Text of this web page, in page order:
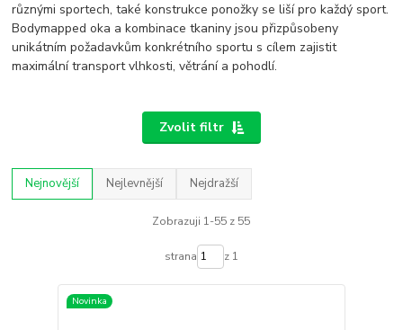
různými sportech, také konstrukce ponožky se liší pro každý sport.
Bodymapped oka a kombinace tkaniny jsou přizpůsobeny
unikátním požadavkům konkrétního sportu s cílem zajistit
maximální transport vlhkosti, větrání a pohodlí.
Zvolit filtr
Nejnovější Nejlevnější Nejdražší
Zobrazuji 1-55 z 55
strana z 1
Novinka